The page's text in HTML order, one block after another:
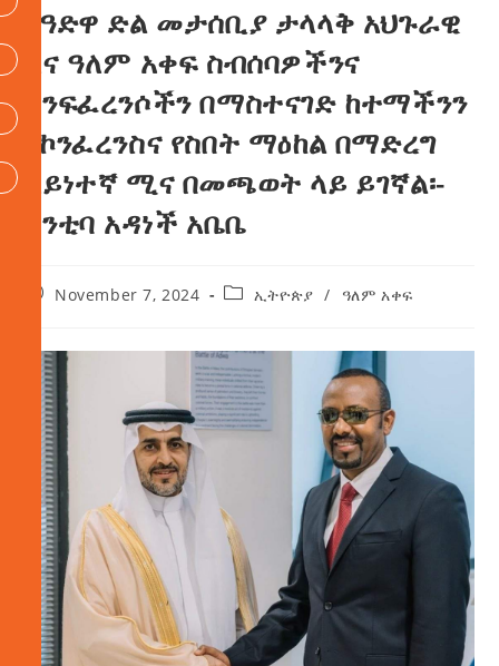
የዓድዋ ድል መታሰቢያ ታላላቅ አህጉራዊ
እና ዓለም አቀፍ ስብሰባዎችንና
ኮንፍፈረንሶችን በማስተናገድ ከተማችንን
የኮንፈረንስና የስበት ማዕከል በማድረግ
አይነተኛ ሚና በመጫወት ላይ ይገኛል፡-
ከንቲባ አዳነች አቤቤ
November 7, 2024 ኢትዮጵያ / ዓለም አቀፍ